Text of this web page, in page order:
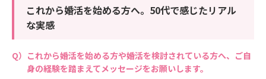
これから婚活を始める方へ。50代で感じたリアル
な実感
これから婚活を始める方や婚活を検討されている方へ、ご自
身の経験を踏まえてメッセージをお願いします。